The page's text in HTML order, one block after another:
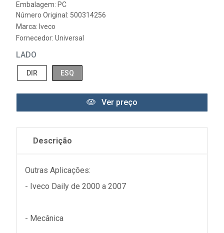
Embalagem: PC
Número Original: 500314256
Marca: Iveco
Fornecedor: Universal
LADO
DIR ESQ
Ver preço
Descrição
Outras Aplicações:
- Iveco Daily de 2000 a 2007
- Mecânica